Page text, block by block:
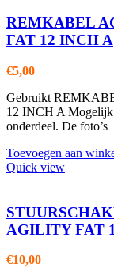
REMKABEL
FAT 12 INCH A
€5,00
Gebruikt
12 INCH A Mogelijk
onderdeel. De foto’s
Toevoegen aan
Quick view
AGILITY FAT
€10,00